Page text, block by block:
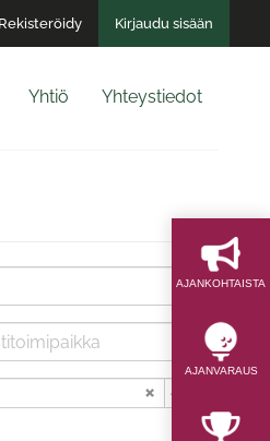
Rekisteröidy Kirjaudu sisään
Yhteystiedot
Yhtiö
AJAN­KOHTAISTA
AJAN­VARAUS